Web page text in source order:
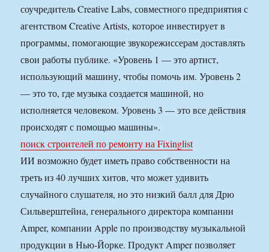
соучредитель Creative Labs, совместного предприятия с
агентством Creative Artists, которое инвестирует в
программы, помогающие звукорежиссерам доставлять
свои работы публике. «Уровень 1 — это артист,
использующий машину, чтобы помочь им. Уровень 2
— это то, где музыка создается машиной, но
исполняется человеком. Уровень 3 — это все действия
происходят с помощью машины».
поиск строителей по ремонту на Fixinglist
ИИ возможно будет иметь право собственности на
треть из 40 лучших хитов, что может удивить
случайного слушателя, но это низкий балл для Дрю
Сильверштейна, генерального директора компании
Amper, компании Apple по производству музыкальной
продукции в Нью-Йорке. Продукт Amper позволяет